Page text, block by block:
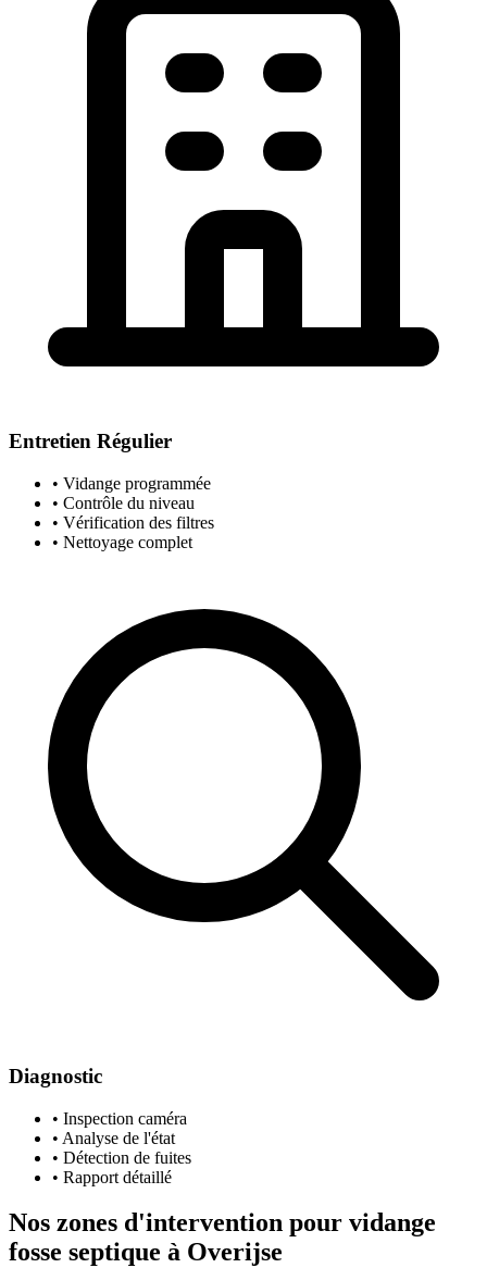
Entretien Régulier
• Vidange programmée
• Contrôle du niveau
• Vérification des filtres
• Nettoyage complet
Diagnostic
• Inspection caméra
• Analyse de l'état
• Détection de fuites
• Rapport détaillé
Nos zones d'intervention pour vidange
fosse septique à Overijse